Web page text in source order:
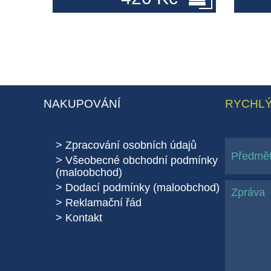
NAKUPOVÁNÍ
Zpracování osobních údajů
Všeobecné obchodní podmínky
(maloobchod)
Dodací podmínky (maloobchod)
Reklamační řád
Kontakt